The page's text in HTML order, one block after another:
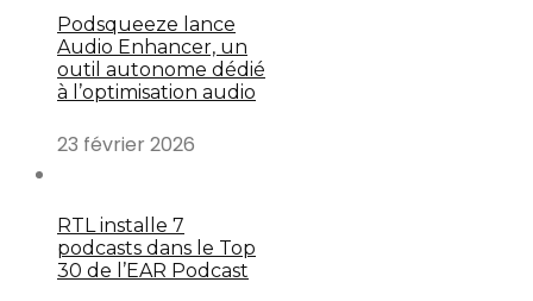
Podsqueeze lance
Audio Enhancer, un
outil autonome dédié
à l’optimisation audio
23 février 2026
RTL installe 7
podcasts dans le Top
30 de l’EAR Podcast